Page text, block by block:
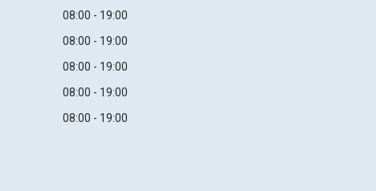
08:00
19:00
08:00
19:00
08:00
19:00
08:00
19:00
08:00 19:00